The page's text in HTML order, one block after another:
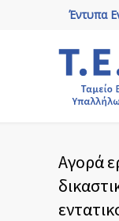
Έντυπα
Αγορά